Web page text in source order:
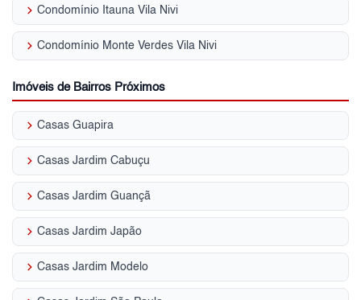
keyboard_arrow_right Condomínio Itauna Vila Nivi
keyboard_arrow_right Condomínio Monte Verdes Vila Nivi
Imóveis de Bairros Próximos
keyboard_arrow_right Casas Guapira
keyboard_arrow_right Casas Jardim Cabuçu
keyboard_arrow_right Casas Jardim Guançã
keyboard_arrow_right Casas Jardim Japão
keyboard_arrow_right Casas Jardim Modelo